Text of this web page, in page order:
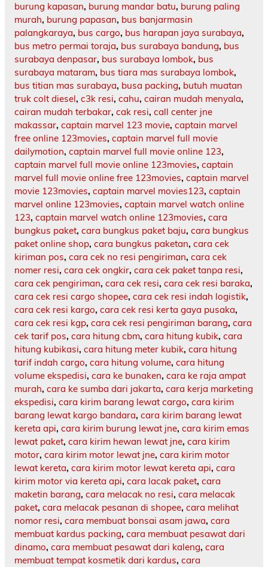
burung kapasan, burung mandar batu, burung paling
murah, burung papasan, bus banjarmasin
palangkaraya, bus cargo, bus harapan jaya surabaya,
bus metro permai toraja, bus surabaya bandung, bus
surabaya denpasar, bus surabaya lombok, bus
surabaya mataram, bus tiara mas surabaya lombok,
bus titian mas surabaya, busa packing, butuh muatan
truk colt diesel, c3k resi, cahu, cairan mudah menyala,
cairan mudah terbakar, cak resi, call center jne
makassar, captain marvel 123 movie, captain marvel
free online 123movies, captain marvel full movie
dailymotion, captain marvel full movie online 123,
captain marvel full movie online 123movies, captain
marvel full movie online free 123movies, captain marvel
movie 123movies, captain marvel movies123, captain
marvel online 123movies, captain marvel watch online
123, captain marvel watch online 123movies, cara
bungkus paket, cara bungkus paket baju, cara bungkus
paket online shop, cara bungkus paketan, cara cek
kiriman pos, cara cek no resi pengiriman, cara cek
nomer resi, cara cek ongkir, cara cek paket tanpa resi,
cara cek pengiriman, cara cek resi, cara cek resi baraka,
cara cek resi cargo shopee, cara cek resi indah logistik,
cara cek resi kargo, cara cek resi kerta gaya pusaka,
cara cek resi kgp, cara cek resi pengiriman barang, cara
cek tarif pos, cara hitung cbm, cara hitung kubik, cara
hitung kubikasi, cara hitung meter kubik, cara hitung
tarif indah cargo, cara hitung volume, cara hitung
volume ekspedisi, cara ke bunaken, cara ke raja ampat
murah, cara ke sumba dari jakarta, cara kerja marketing
ekspedisi, cara kirim barang lewat cargo, cara kirim
barang lewat kargo bandara, cara kirim barang lewat
kereta api, cara kirim burung lewat jne, cara kirim emas
lewat paket, cara kirim hewan lewat jne, cara kirim
motor, cara kirim motor lewat jne, cara kirim motor
lewat kereta, cara kirim motor lewat kereta api, cara
kirim motor via kereta api, cara lacak paket, cara
maketin barang, cara melacak no resi, cara melacak
paket, cara melacak pesanan di shopee, cara melihat
nomor resi, cara membuat bonsai asam jawa, cara
membuat kardus packing, cara membuat pesawat dari
dinamo, cara membuat pesawat dari kaleng, cara
membuat tempat kosmetik dari kardus, cara